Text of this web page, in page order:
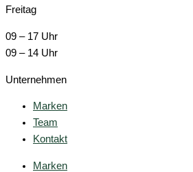
Freitag
09 – 17 Uhr
09 – 14 Uhr
Unternehmen
Marken
Team
Kontakt
Marken